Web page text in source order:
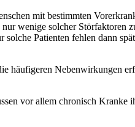
mit bestimmten
wenige solcher Störfaktoren
Patienten fehlen dann
häufigeren Nebenwirkungen
vor allem chronisch Kranke